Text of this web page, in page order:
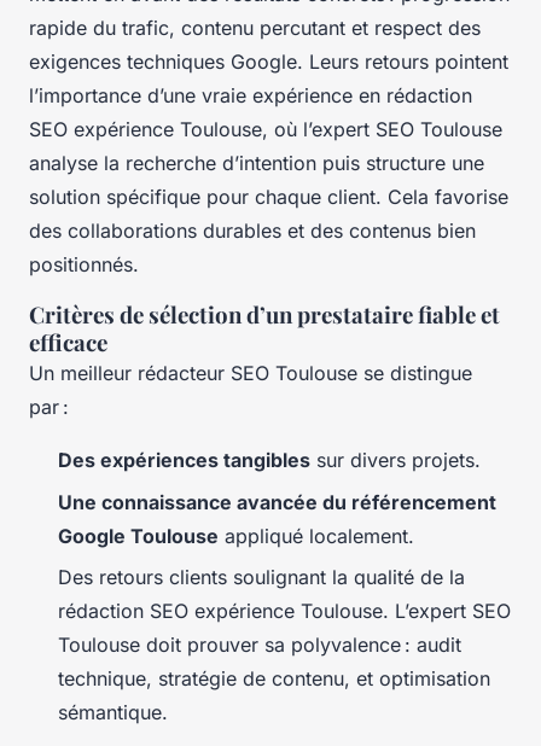
rapide du trafic, contenu percutant et respect des
exigences techniques Google. Leurs retours pointent
l’importance d’une vraie expérience en rédaction
SEO expérience Toulouse, où l’expert SEO Toulouse
analyse la recherche d’intention puis structure une
solution spécifique pour chaque client. Cela favorise
des collaborations durables et des contenus bien
positionnés.
Critères de sélection d’un prestataire fiable et
efficace
Un meilleur rédacteur SEO Toulouse se distingue
par :
Des expériences tangibles sur divers projets.
Une connaissance avancée du référencement
Google Toulouse appliqué localement.
Des retours clients soulignant la qualité de la
rédaction SEO expérience Toulouse. L’expert SEO
Toulouse doit prouver sa polyvalence : audit
technique, stratégie de contenu, et optimisation
sémantique.